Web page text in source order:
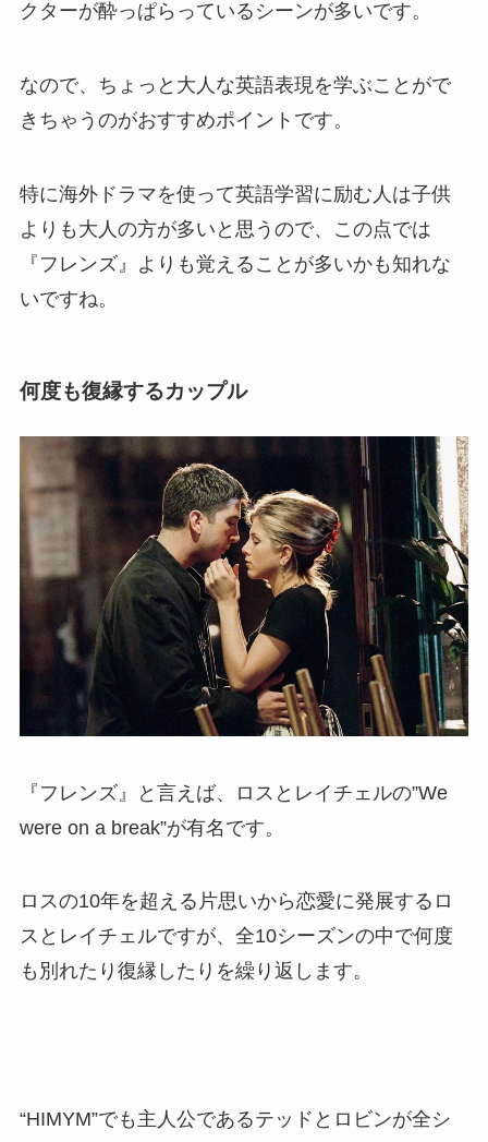
クターが酔っぱらっているシーンが多いです。
なので、ちょっと大人な英語表現を学ぶことがで
きちゃうのがおすすめポイントです。
特に海外ドラマを使って英語学習に励む人は子供
よりも大人の方が多いと思うので、この点では
『フレンズ』よりも覚えることが多いかも知れな
いですね。
何度も復縁するカップル
『フレンズ』と言えば、ロスとレイチェルの”We
were on a break”が有名です。
ロスの10年を超える片思いから恋愛に発展するロ
スとレイチェルですが、全10シーズンの中で何度
も別れたり復縁したりを繰り返します。
“HIMYM”でも主人公であるテッドとロビンが全シ